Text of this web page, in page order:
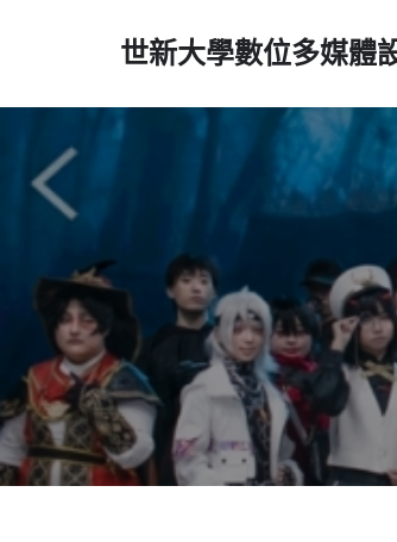
世新大學數位多媒體